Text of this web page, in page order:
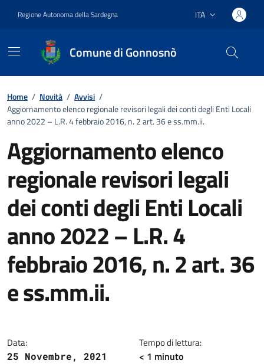
Regione Autonoma della Sardegna Lingua attiva:
ITA
Comune di Gonnosnò
Home / Novità / Avvisi /
Aggiornamento elenco regionale revisori legali dei conti degli Enti Locali
anno 2022 – L.R. 4 febbraio 2016, n. 2 art. 36 e ss.mm.ii.
Aggiornamento elenco
regionale revisori legali
dei conti degli Enti Locali
anno 2022 – L.R. 4
febbraio 2016, n. 2 art. 36
e ss.mm.ii.
Data:
25 Novembre, 2021
Tempo di lettura:
< 1 minuto